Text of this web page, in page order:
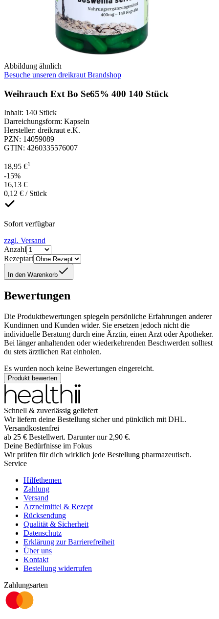
Abbildung ähnlich
Besuche unseren dreikraut Brandshop
Weihrauch Ext Bo Se65% 400 140 Stück
Inhalt: 140 Stück
Darreichungsform: Kapseln
Hersteller: dreikraut e.K.
PZN: 14059089
GTIN: 4260335576007
18,95 €1
-15%
16,13 €
0,12 € / Stück
Sofort verfügbar
zzgl. Versand
Anzahl
Rezeptart
In den Warenkorb
Bewertungen
Die Produktbewertungen spiegeln persönliche Erfahrungen anderer
Kundinnen und Kunden wider. Sie ersetzen jedoch nicht die
individuelle Beratung durch eine Ärztin, einen Arzt oder Apotheker.
Bei länger anhaltenden oder wiederkehrenden Beschwerden solltest
du stets ärztlichen Rat einholen.
Es wurden noch keine Bewertungen eingereicht.
Produkt bewerten
Schnell & zuverlässig geliefert
Wir liefern deine Bestellung sicher und pünktlich mit DHL.
Versandkostenfrei
ab 25 € Bestellwert. Darunter nur 2,90 €.
Deine Bedürfnisse im Fokus
Wir prüfen für dich wirklich jede Bestellung pharmazeutisch.
Service
Hilfethemen
Zahlung
Versand
Arzneimittel & Rezept
Rücksendung
Qualität & Sicherheit
Datenschutz
Erklärung zur Barrierefreiheit
Über uns
Kontakt
Bestellung widerrufen
Zahlungsarten